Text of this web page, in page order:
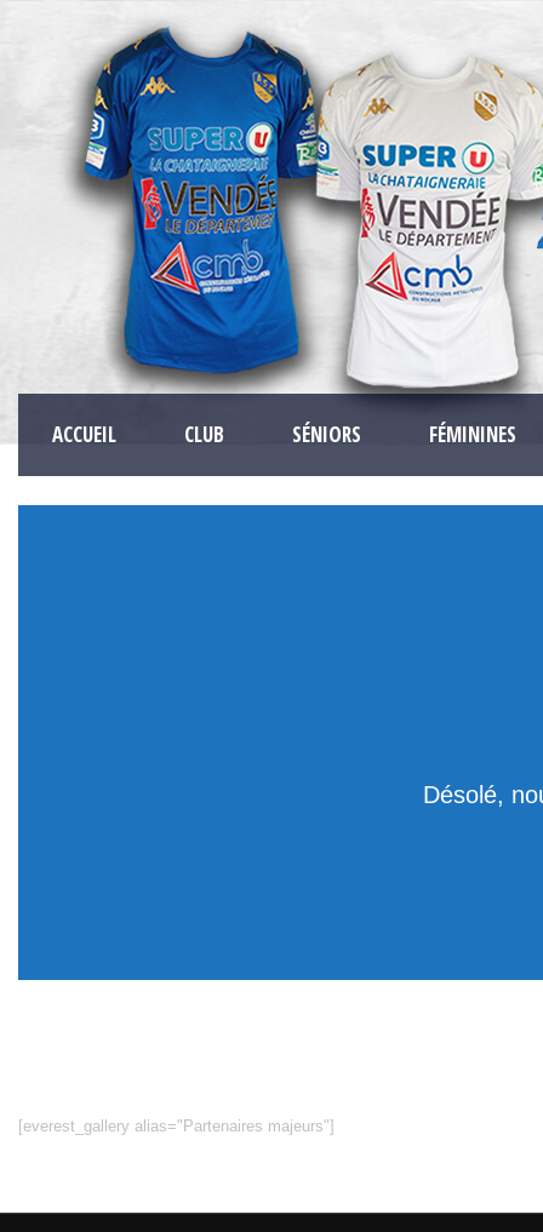
ACCUEIL CLUB SÉNIORS FÉMININES
Désolé,
[everest_gallery alias="Partenaires majeurs"]